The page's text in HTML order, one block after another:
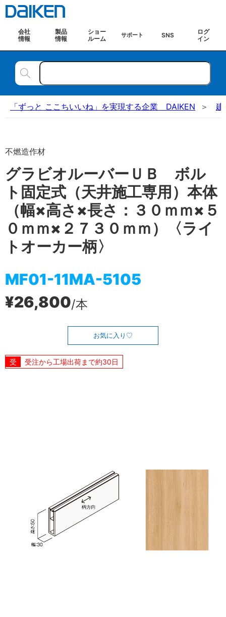
会社
情報
製品
情報
ショー
ルーム
サポート SNS
ログ
イン
「ずっと ここちいいね」を実現する企業 DAIKEN 建
不燃造作材
グラビオルーバーＵＢ ボル
ト固定式（天井施工専用）本体
（幅×高さ×長さ：３０ｍｍ×５
０ｍｍ×２７３０ｍｍ）〈ライ
トオーカー柄〉
MF01-11MA-5105
¥26,800/本
お気に入り
受注から工場出荷まで約30日